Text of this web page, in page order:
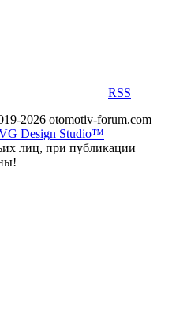
RSS
2026 otomotiv-forum.com
Design Studio™
лиц, при публикации